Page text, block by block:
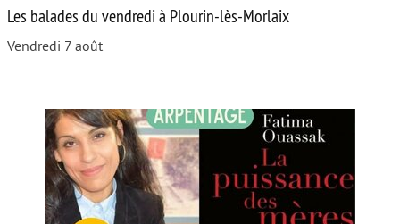
Les balades du vendredi à Plourin-lès-Morlaix
Vendredi 7 août